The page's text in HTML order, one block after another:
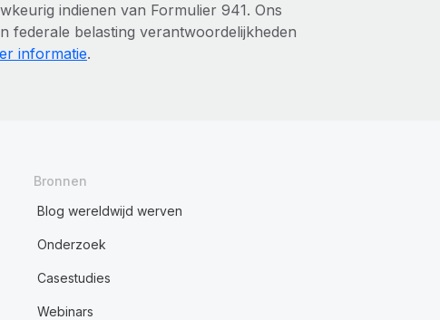
indienen van Formulier 941. Ons
belasting verantwoordelijkheden
informatie.
Bronnen
Blog wereldwijd werven
Onderzoek
Casestudies
Webinars